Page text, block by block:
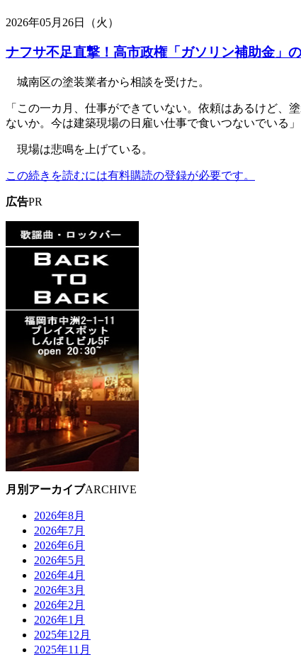
2026年05月26日（火）
ナフサ不足直撃！高市政権「ガソリン補助金」
城南区の塗装業者から相談を受けた。
「この一カ月、仕事ができていない。依頼はあるけど
ないか。今は建築現場の日雇い仕事で食いつないでいる」
現場は悲鳴を上げている。
この続きを読むには有料購読の登録が必要です。
広告PR
月別アーカイブARCHIVE
2026年8月
2026年7月
2026年6月
2026年5月
2026年4月
2026年3月
2026年2月
2026年1月
2025年12月
2025年11月